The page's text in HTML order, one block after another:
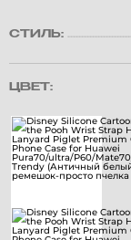
СТИЛЬ:
ЦВЕТ: